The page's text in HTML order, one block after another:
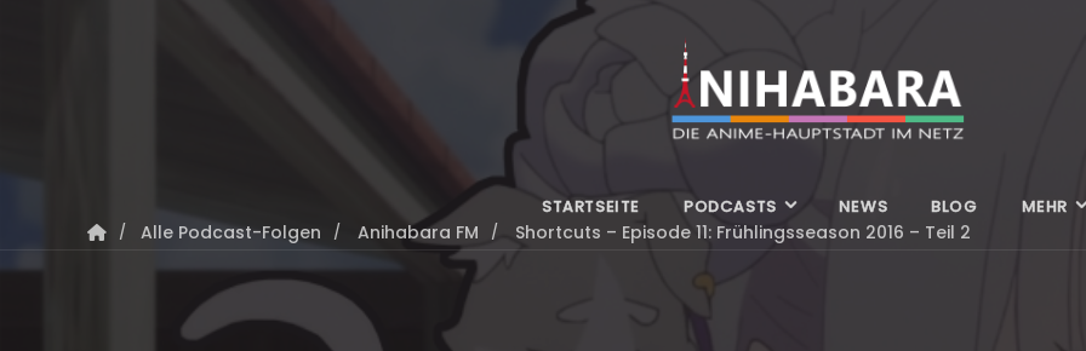
STARTSEITE PODCASTS NEWS BLOG MEHR
Alle Podcast-Folgen Anihabara FM Shortcuts – Episode 11: Frühlingsseason 2016 – Teil 2